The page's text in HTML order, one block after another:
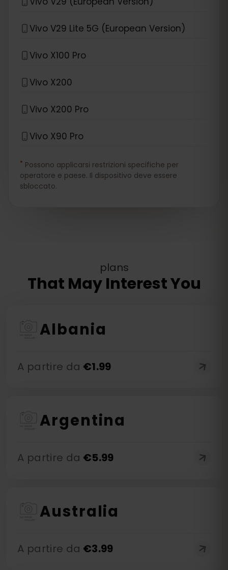
Vivo V29 Lite 5G (European Version)
Vivo X100 Pro
Vivo X200
Vivo X200 Pro
Vivo X90 Pro
* Possono applicarsi restrizioni specifiche per
operatore e paese. Il dispositivo deve essere
sbloccato.
plans
That May Interest You
Albania
A partire da €1.99
Argentina
A partire da €5.99
Australia
A partire da €3.99